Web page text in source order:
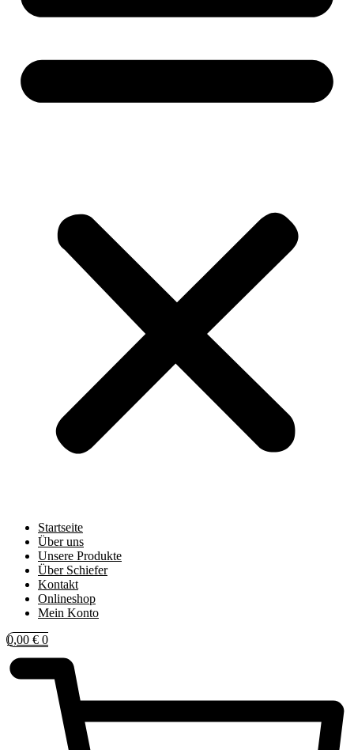
Startseite
Über uns
Unsere Produkte
Über Schiefer
Kontakt
Onlineshop
Mein Konto
0,00 € 0